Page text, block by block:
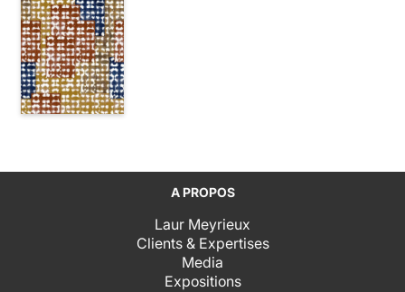
A PROPOS
Laur Meyrieux
Clients & Expertises
Media
Expositions